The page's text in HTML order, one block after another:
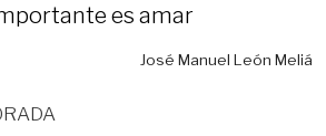
es amar
José Manuel León Meliá